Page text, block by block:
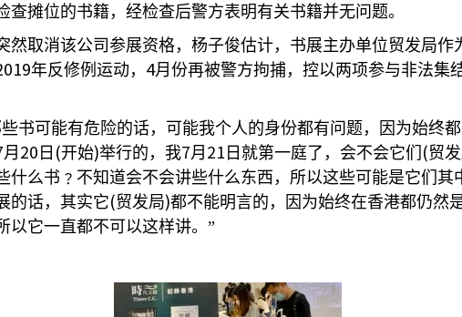
查摊位的书籍，经检查后警方表明有关书籍并无问题。
然取消该公司参展资格，杨子俊估计，书展主办单位贸发局作
年反修例运动， 4月份再被警方拘捕，控以两项参与非法集
书可能有危险的话，可能我个人的身份都有问题，因为始终
月 20 日 (开始)举行的，我7月 21 日就第一庭了，会不会它们 (贸
什么书﹖不知道会不会讲些什么东西，所以这些可能是它们
的话，其实它(贸发局)都不能明言的，因为始终在香港都仍然
以它一直都不可以这样讲。”